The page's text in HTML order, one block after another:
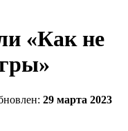
«Как не
29 марта 2023